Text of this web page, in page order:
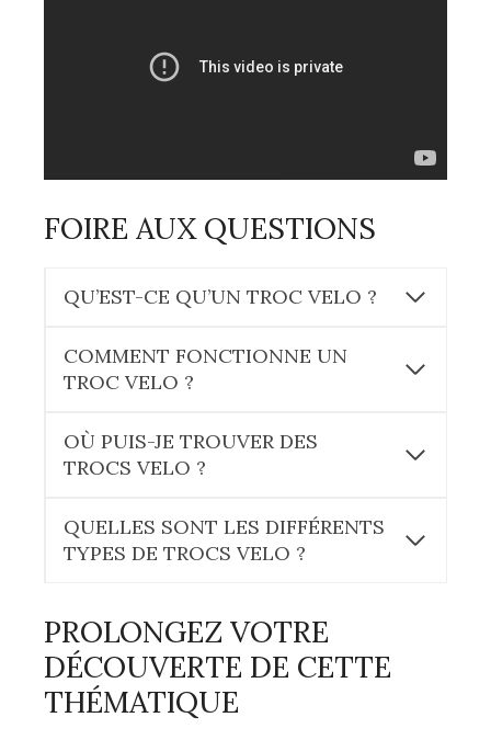
FOIRE AUX QUESTIONS
QU’EST-CE QU’UN TROC VELO ?
COMMENT FONCTIONNE UN
TROC VELO ?
OÙ PUIS-JE TROUVER DES
TROCS VELO ?
QUELLES SONT LES DIFFÉRENTS
TYPES DE TROCS VELO ?
PROLONGEZ VOTRE
DÉCOUVERTE DE CETTE
THÉMATIQUE